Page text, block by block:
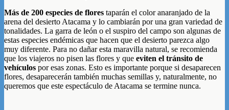
Más de 200 especies de flores taparán el color anaranjado de la
arena del desierto Atacama y lo cambiarán por una gran variedad de
tonalidades. La garra de león o el suspiro del campo son algunas de
estas especies endémicas que hacen que el desierto parezca algo
muy diferente. Para no dañar esta maravilla natural, se recomienda
que los viajeros no pisen las flores y que eviten el tránsito de
vehículos por esas zonas. Esto es importante porque si desaparecen
flores, desaparecerán también muchas semillas y, naturalmente, no
queremos que este espectáculo de Atacama se termine nunca.